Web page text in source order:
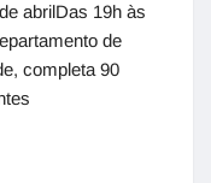
abrilDas 19h às
de
completa 90